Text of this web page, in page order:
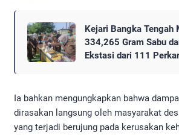
Kejari Bangka Tengah
334,265 Gram Sabu
Ekstasi dari 111
Ia bahkan mengungkapkan bahwa
dirasakan langsung oleh masyarakat
yang terjadi berujung pada kerusakan